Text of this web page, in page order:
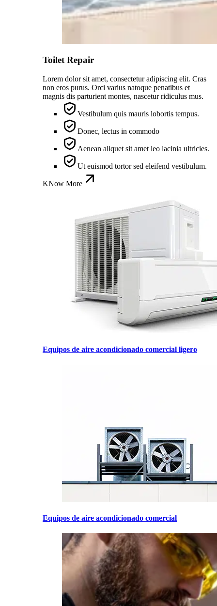
Toilet Repair
Lorem dolor sit amet, consectetur adipiscing elit. Cras
non eros purus. Orci varius natoque penatibus et
magnis dis parturient montes, nascetur ridiculus mus.
Vestibulum quis mauris lobortis tempus.
Donec, lectus in commodo
Aenean aliquet sit amet leo lacinia ultricies.
Ut euismod tortor sed eleifend vestibulum.
KNow More
Equipos de aire acondicionado comercial ligero
Equipos de aire acondicionado comercial